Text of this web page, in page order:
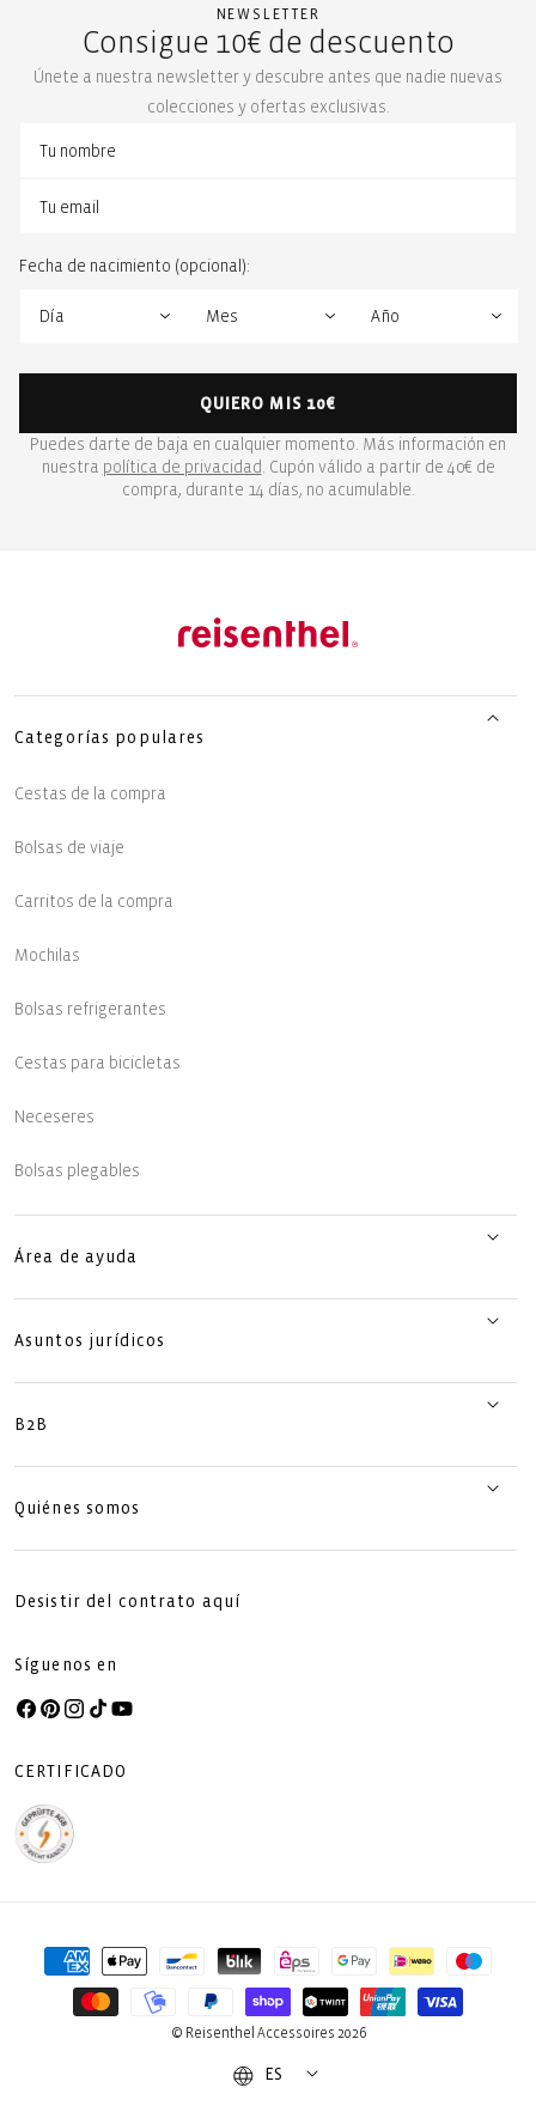
NEWSLETTER
Consigue 10€ de descuento
Únete a nuestra newsletter y descubre antes que nadie nuevas
colecciones y ofertas exclusivas.
Fecha de nacimiento (opcional):
QUIERO MIS 10€
Puedes darte de baja en cualquier momento. Más información en
nuestra política de privacidad . Cupón válido a partir de 40€ de
compra, durante 14 días, no acumulable.
Categorías populares
Cestas de la compra
Bolsas de viaje
Carritos de la compra
Mochilas
Bolsas refrigerantes
Cestas para bicicletas
Neceseres
Bolsas plegables
Área de ayuda
Asuntos jurídicos
B2B
Quiénes somos
Desistir del contrato aquí
Síguenos en
Facebook
Pinterest
Instagram
TikTokYouTube
CERTIFICADO
Formas
© Reisenthel Accessoires 2026
ES